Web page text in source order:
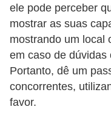
ele pode perceber
mostrar as suas
mostrando um local
em caso de dúvidas
Portanto, dê um
concorrentes,
favor.
c
i
d
a
d